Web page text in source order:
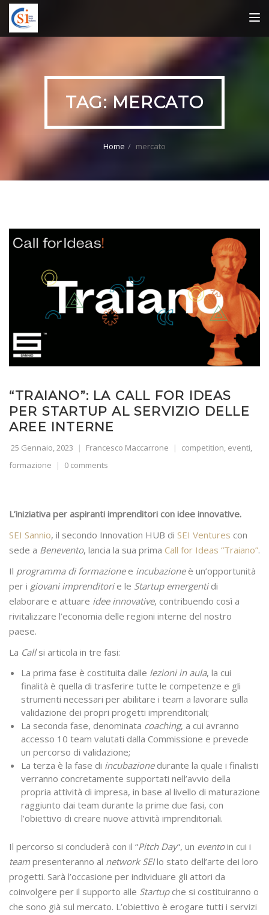
TAG:MERCATO
Home mercato
“TRAIANO”: LA CALL FOR IDEAS
PER STARTUP AL SERVIZIO DELLE
AREE INTERNE
25 Gennaio, 2023 Francesco Maccarrone competition, eventi,
formazione
0 comments
L’iniziativa per aspiranti imprenditori con idee innovative.
SEI Sannio, il secondo Innovation HUB di SEI Ventures con
sede a Benevento, lancia la sua prima Call for Ideas “Traiano”.
Il programma di formazione e incubazione è un’opportunità
per i giovani imprenditorie le Startup emergenti di
elaborare e attuare idee innovative, contribuendo così a
rivitalizzare l’economia delle regioni interne del nostro
paese.
La Callsi articola in tre fasi:
La prima fase è costituita dalle lezioni in aula, la cui
finalità è quella di trasferire tutte le competenze e gli
strumenti necessari per abilitare i team a lavorare sulla
validazione dei propri progetti imprenditoriali;
La seconda fase, denominata coaching, a cui avranno
accesso 10 team valutati dalla Commissione e prevede
un percorso di validazione;
La terza è la fase di incubazionedurante la quale i finalisti
verranno concretamente supportati nell’avvio della
propria attività di impresa, in base al livello di maturazione
raggiunto dai team durante la prime due fasi, con
l’obiettivo di creare nuove attività imprenditoriali.
Il percorso si concluderà con il “Pitch Day“, un eventoin cui i
team presenteranno al network SEIlo stato dell’arte dei loro
progetti. Sarà l’occasione per individuare gli attori da
coinvolgere per il supporto alle Startupche si costituiranno o
che sono già sul mercato. L’obiettivo è erogare tutti i servizi